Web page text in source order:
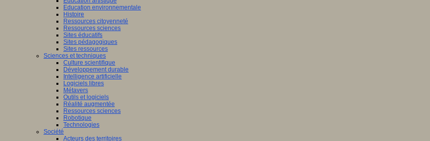
Education environnementale
Histoire
Ressources citoyenneté
Ressources sciences
Sites éducatifs
Sites pédagogiques
Sites ressources
Sciences et techniques
Culture scientifique
Développement durable
Intelligence artificielle
Logiciels libres
Métavers
Outils et logiciels
Réalité augmentée
Ressources sciences
Robotique
Technologies
Société
Acteurs des territoires